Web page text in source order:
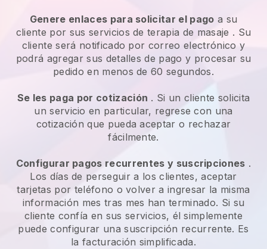
Genere enlaces para solicitar el pago a su
cliente por sus servicios de terapia de masaje . Su
cliente será notificado por correo electrónico y
podrá agregar sus detalles de pago y procesar su
pedido en menos de 60 segundos.
Se les paga por cotización . Si un cliente solicita
un servicio en particular, regrese con una
cotización que pueda aceptar o rechazar
fácilmente.
Configurar pagos recurrentes y suscripciones .
Los días de perseguir a los clientes, aceptar
tarjetas por teléfono o volver a ingresar la misma
información mes tras mes han terminado. Si su
cliente confía en sus servicios, él simplemente
puede configurar una suscripción recurrente. Es
la facturación simplificada.